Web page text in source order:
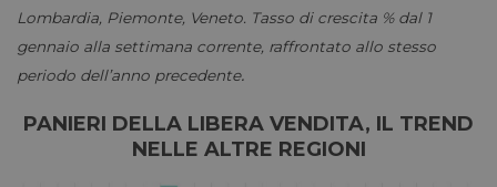
Lombardia, Piemonte, Veneto. Tasso di crescita % dal 1
gennaio alla settimana corrente, raffrontato allo stesso
periodo dell’anno precedente.
PANIERI DELLA LIBERA VENDITA, IL TREND
NELLE ALTRE REGIONI